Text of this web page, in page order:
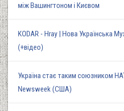
між Вашингтоном і Києвом
KODAR - Hray | Нова Українська
(+відео)
Україна стає таким союзником
Newsweek (США)